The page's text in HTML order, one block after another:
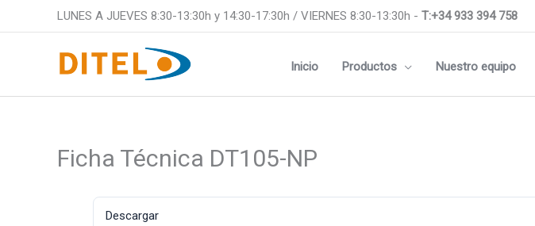
LUNES A JUEVES 8:30-13:30h y 14:30-17:30h / VIERNES 8:30-13:30h - T:+34 933 394 758
Inicio Productos Nuestro equipo
Ficha Técnica DT105-NP
Descargar